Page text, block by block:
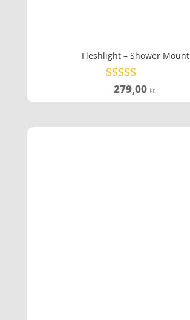
Fleshlight – Shower Mount
Vurderet
4.7
279,00 kr.